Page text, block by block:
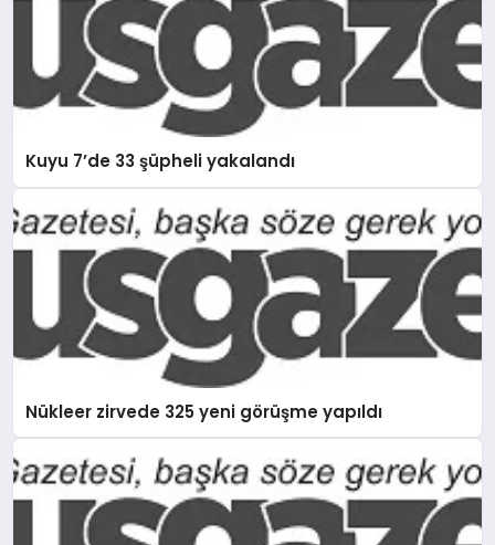
Kuyu 7’de 33 şüpheli yakalandı
Nükleer zirvede 325 yeni görüşme yapıldı